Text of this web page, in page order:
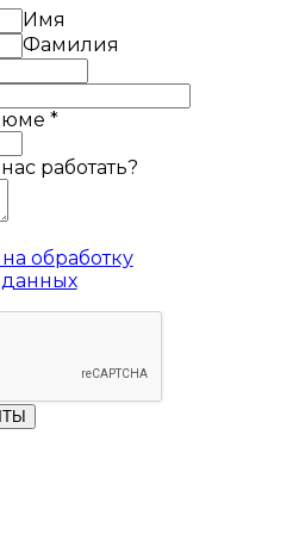
Имя
Фамилия
*
работать?
обработку